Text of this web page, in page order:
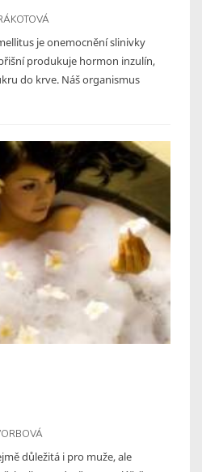
je onemocnění slinivky
produkuje hormon inzulín,
do krve. Náš organismus
důležitá i pro muže, ale